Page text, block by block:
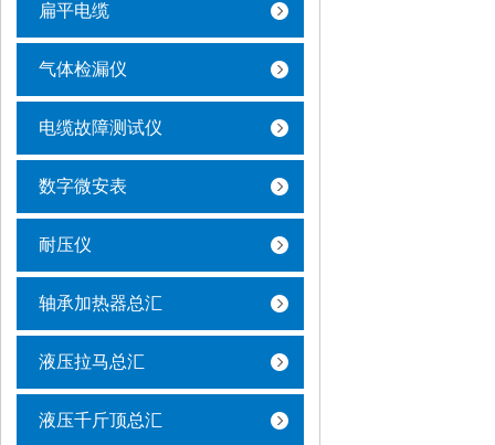
扁平电缆
气体检漏仪
电缆故障测试仪
数字微安表
耐压仪
轴承加热器总汇
液压拉马总汇
液压千斤顶总汇